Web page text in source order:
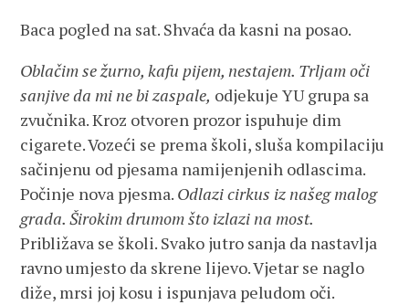
Baca pogled na sat. Shvaća da kasni na posao.
Oblačim se žurno, kafu pijem, nestajem. Trljam oči
sanjive da mi ne bi zaspale, odjekuje YU grupa sa
zvučnika. Kroz otvoren prozor ispuhuje dim
cigarete. Vozeći se prema školi, sluša kompilaciju
sačinjenu od pjesama namijenjenih odlascima.
Počinje nova pjesma. Odlazi cirkus iz našeg malog
grada. Širokim drumom što izlazi na most.
Približava se školi. Svako jutro sanja da nastavlja
ravno umjesto da skrene lijevo. Vjetar se naglo
diže, mrsi joj kosu i ispunjava peludom oči.